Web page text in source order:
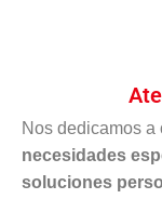
Nos dedicamos a
necesidades
soluciones